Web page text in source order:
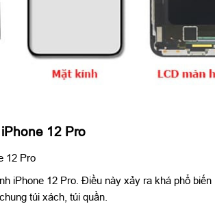
12 Pro
12 Pro
iPhone 12 Pro. Điều này xảy ra khá phổ
túi xách, túi quần.